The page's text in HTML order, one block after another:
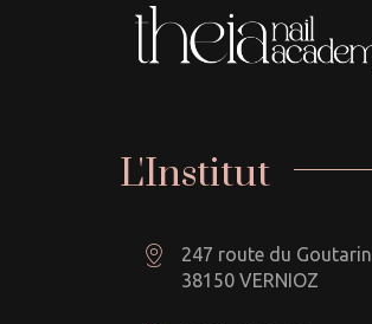
L'Institut
247 route du Goutarin
38150 VERNIOZ